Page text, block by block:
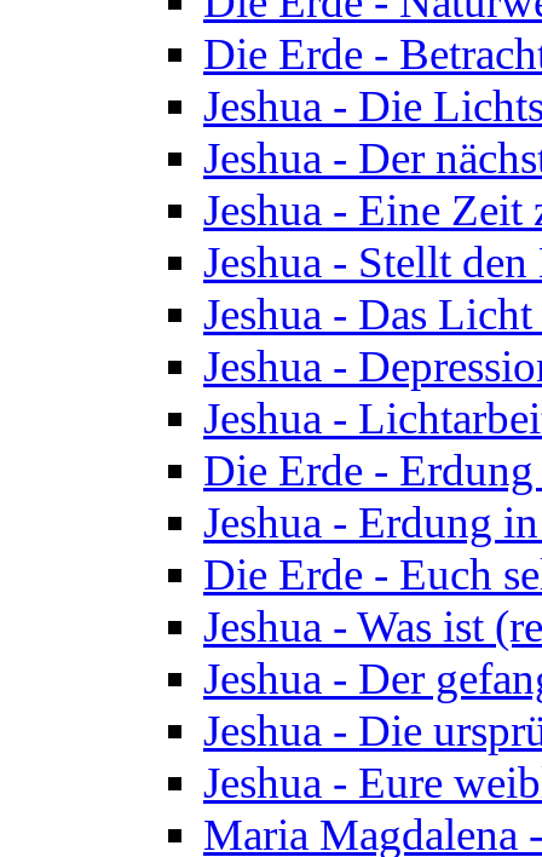
Die Erde -
Jeshua - Die
Jeshua - Der
Jeshua - Eine Zeit
Jeshua - Stellt
Jeshua - Das
Jeshua -
Jeshua -
Die Erde -
Jeshua - Erdung
Die Erde - Euch
Jeshua - Was ist
Jeshua - Der
Jeshua - Die
Jeshua - Eure
Maria Magdalena